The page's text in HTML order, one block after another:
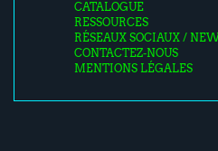
CATALOGUE
RESSOURCES
RÉSEAUX SOCIAUX /
CONTACTEZ-NOUS
MENTIONS LÉGALES